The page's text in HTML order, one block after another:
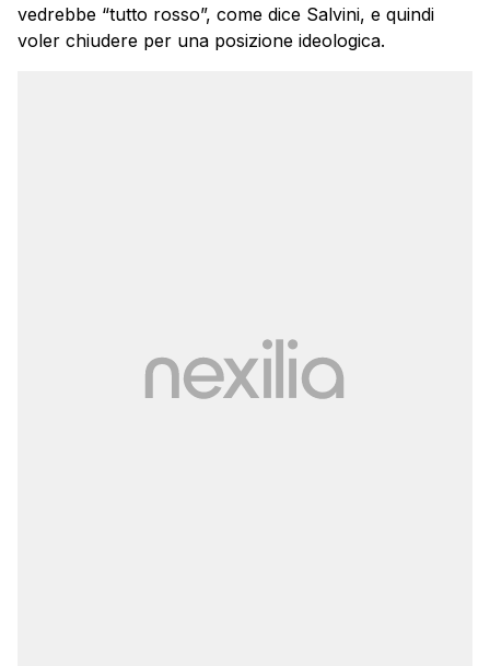
vedrebbe “tutto rosso”, come dice Salvini, e quindi
voler chiudere per una posizione ideologica.